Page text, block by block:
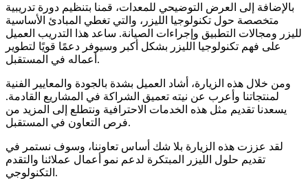
بالإضافة إلى العرض التوضيحي للمعدات، قمنا بتنظيم دورة تدريبية
متخصصة حول تكنولوجيا الليزر، والتي تغطي المبادئ الأساسية
لليزر ومجالات التطبيق وإجراءات الصيانة. ساعد هذا التدريب العميل
على فهم تكنولوجيا الليزر بشكل أكبر وسيوفر دعمًا قويًا لتطوير
أعماله في المستقبل.
ومن خلال هذه الزيارة، أشاد العميل بشدة بالجودة والمعايير الفنية
لمنتجاتنا وأعرب عن نيته تعميق الشراكة في المشاريع القادمة.
يسعدنا تقديم مثل هذه الخدمات الاحترافية ونتطلع إلى المزيد من
فرص التعاون في المستقبل.
لقد عززت هذه الزيارة بلا شك أساس تعاوننا، وسوف نستمر في
تقديم حلول الليزر المبتكرة لدعم نمو أعمال عملائنا والتقدم
التكنولوجي.